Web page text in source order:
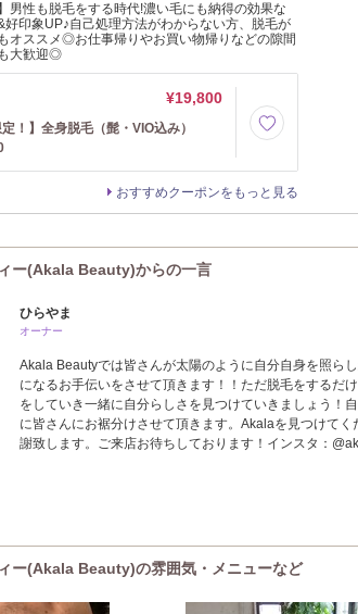
男性も脱毛をする時代!濃い毛にも納得の効果な
好印象UP♪自己処理方法がわからない方、脱毛が
オススメ◎お仕事帰りやお買い物帰りなどの隙間
大歓迎◎
¥19,800
定！】全身脱毛（髭・VIO込み）
おすすめクーポンをもっと見る
ー(Akala Beauty)からの一言
ひらやま
オーナー
Akala Beautyでは皆さんが太陽のように自分自身を照ら
になるお手伝いをさせて頂きます！！ただ脱毛をするだ
をしていき一緒に自分らしさを見つけていきましょう！
に皆さんにお裾分けさせて頂きます。Akalaを見つけて
謝致します。ご来店お待ちしております！インスタ：
ー(Akala Beauty)の雰囲気・メニューなど